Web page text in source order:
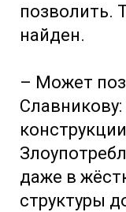
позволить.
найден.
– Может
Славникову:
даже в
структуры